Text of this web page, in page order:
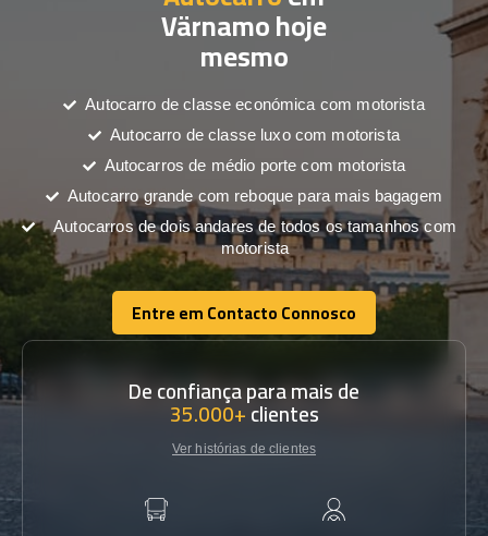
Värnamo hoje
mesmo
Autocarro de classe económica com motorista
Autocarro de classe luxo com motorista
Autocarros de médio porte com motorista
Autocarro grande com reboque para mais bagagem
Autocarros de dois andares de todos os tamanhos com
motorista
Entre em Contacto Connosco
Entre em Contacto Connosco
De confiança para mais de
35.000+clientes
Ver histórias de clientes